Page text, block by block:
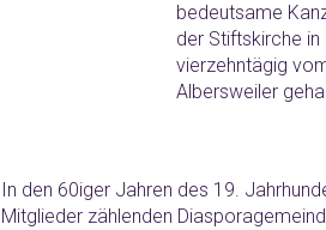
bedeutsame
der Stiftskirche
vierzehntägig
Albersweiler
In den 60iger Jahren des 19.
Mitglieder zählenden